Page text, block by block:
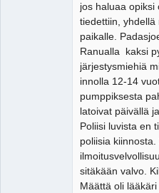
jos haluaa opiksi
tiedettiin, yhdellä
paikalle.
Ranualla kaksi
järjestysmiehiä
innolla 12-14
pumppiksesta
latoivat päivällä
Poliisi luvista en
poliisia
sitäkään valvo.
Määttä oli